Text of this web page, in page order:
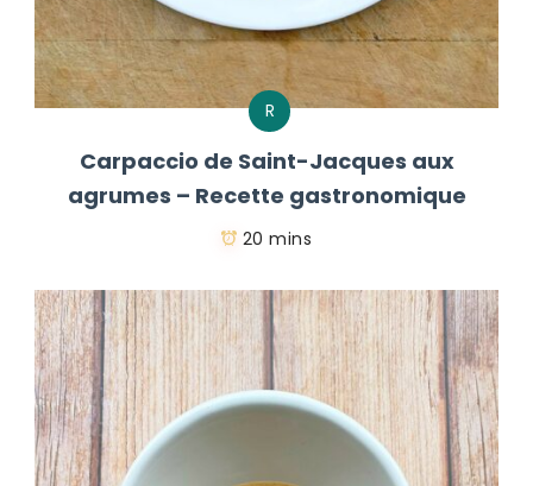
R
Carpaccio de Saint-Jacques aux
agrumes – Recette gastronomique
20 mins